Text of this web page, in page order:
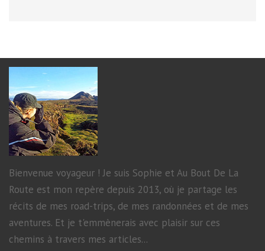
Bienvenue voyageur ! Je suis Sophie et Au Bout De La
Route est mon repère depuis 2013, où je partage les
récits de mes road-trips, de mes randonnées et de mes
aventures. Et je t'emmènerais avec plaisir sur ces
chemins à travers mes articles...